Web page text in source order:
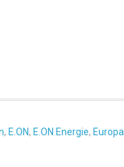
, E.ON, E.ON Energie, Europa